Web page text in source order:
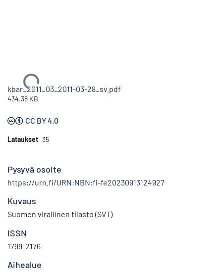
Ladataan...
kbar_2011_03_2011-03-28_sv.pdf
434.38 KB
CC BY 4.0
Lataukset 35
Pysyvä osoite
https://urn.fi/URN:NBN:fi-fe20230913124927
Kuvaus
Suomen virallinen tilasto (SVT)
ISSN
1799-2176
Aihealue